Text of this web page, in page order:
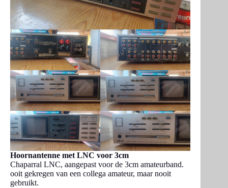
Hoornantenne met LNC voor 3cm
Chaparral LNC, aangepast voor de 3cm amateurband.
ooit gekregen van een collega amateur, maar nooit
gebruikt.